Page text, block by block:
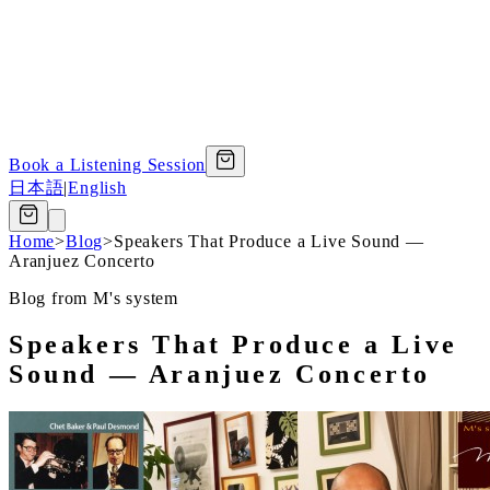
Book a Listening Session
日本語|English
Home>Blog>Speakers That Produce a Live Sound —
Aranjuez Concerto
Blog from M's system
Speakers That Produce a Live
Sound — Aranjuez Concerto